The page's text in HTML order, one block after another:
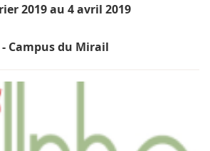
2019 au 4 avril 2019
Campus du Mirail